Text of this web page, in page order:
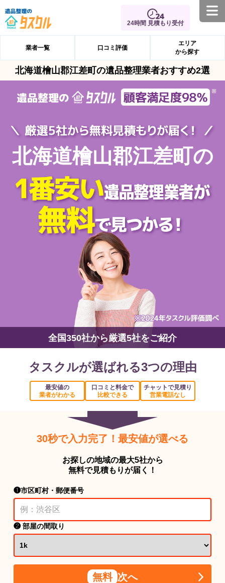
24時間 見積もり受付
業者一覧 口コミ評価
エリア
から探す
北海道檜山郡江差町の遺品整理業者おすすめ2選
北海道檜山郡江差町の
全国350社から厳選5社をご紹介
タスクルが選ばれる3つの理由
最安値の
業者がわかる
口コミと料金で
比較できる
チャットで見積り
営業電話なし
30秒で入力完了！最安値が選べる
お探しの地域の最大5社から
無料で見積もりが届く！
❶市区町村・郵便番号
❷ 部屋の間取り
無料 次へ